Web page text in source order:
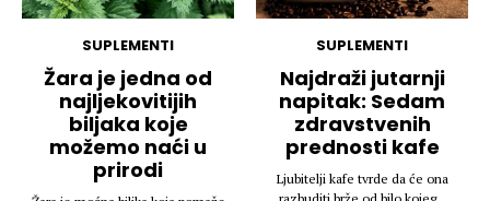
SUPLEMENTI
Žara je jedna od
najljekovitijih
biljaka koje
možemo naći u
prirodi
SUPLEMENTI
Najdraži jutarnji
napitak: Sedam
zdravstvenih
prednosti kafe
Ljubitelji kafe tvrde da će ona